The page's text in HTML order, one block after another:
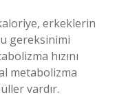
erkeklerin
gereksinimi
hızını
metabolizma
vardır.